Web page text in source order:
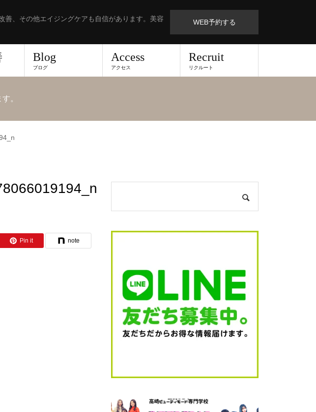
善、その他エイジングケアも自信があります。美容
WEB予約する
Blog
ブログ
Access
アクセス
Recruit
リクルート
。
Pin it note